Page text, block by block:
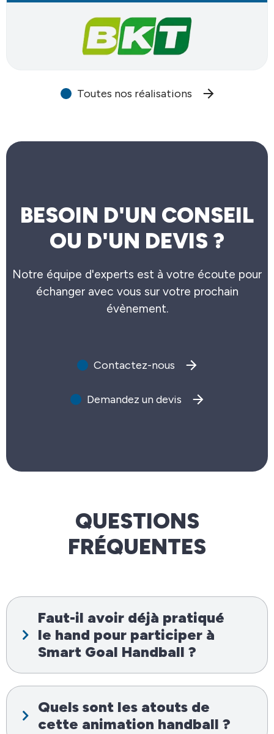
Toutes nos réalisations
BESOIN D'UN CONSEIL
OU D'UN DEVIS ?
Notre équipe d'experts est à votre écoute pour
échanger avec vous sur votre prochain
évènement.
Contactez-nous
Demandez un devis
QUESTIONS
FRÉQUENTES
Faut-il avoir déjà pratiqué
le hand pour participer à
Smart Goal Handball ?
Quels sont les atouts de
cette animation handball ?